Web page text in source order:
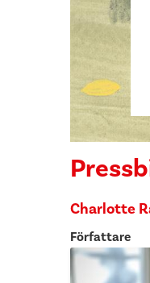
Charlotte
Författare